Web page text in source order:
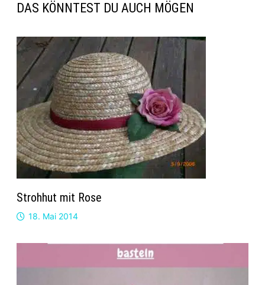
DAS KÖNNTEST DU AUCH MÖGEN
Strohhut mit Rose
18. Mai 2014